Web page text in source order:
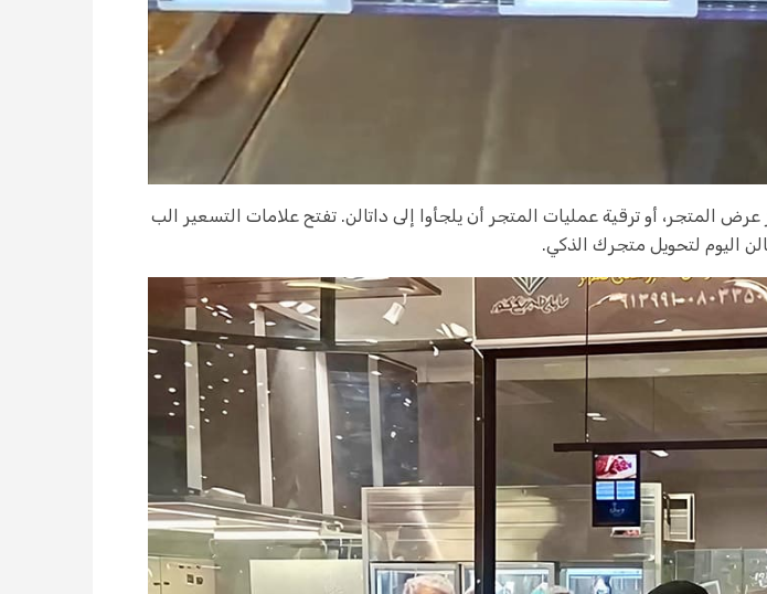
المتجر، أو ترقية عمليات المتجر أن يلجأوا إلى داتالن. تفتح علامات التسعير الب